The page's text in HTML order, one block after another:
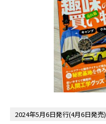
2024年5月6日発行(4月6日発売)